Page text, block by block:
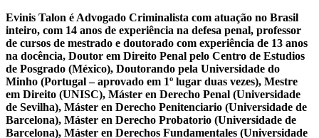
Evinis Talon é Advogado Criminalista com atuação no Brasil
inteiro, com 14 anos de experiência na defesa penal, professor
de cursos de mestrado e doutorado com experiência de 13 anos
na docência, Doutor em Direito Penal pelo Centro de Estudios
de Posgrado (México), Doutorando pela Universidade do
Minho (Portugal – aprovado em 1º lugar duas vezes), Mestre
em Direito (UNISC), Máster en Derecho Penal (Universidade
de Sevilha), Máster en Derecho Penitenciario (Universidade de
Barcelona), Máster en Derecho Probatorio (Universidade de
Barcelona), Máster en Derechos Fundamentales (Universidade